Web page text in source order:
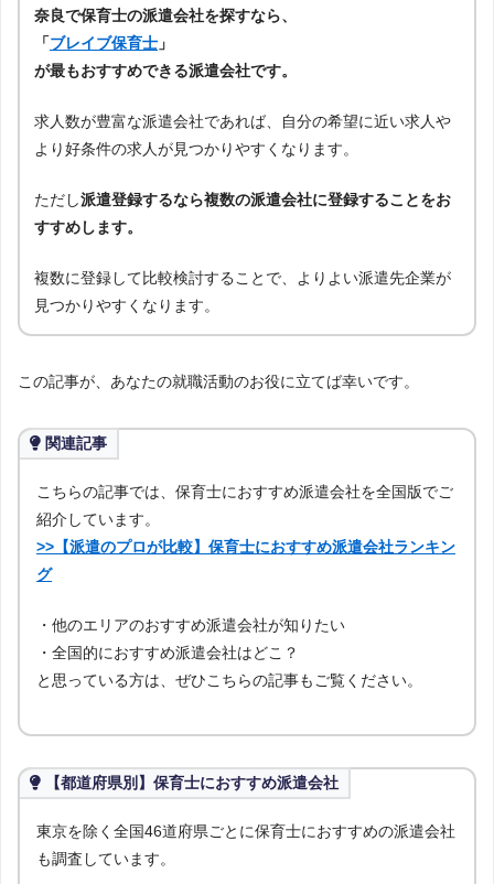
奈良で保育士の派遣会社を探すなら、
「ブレイブ保育士 」
が最もおすすめできる派遣会社です。
求人数が豊富な派遣会社であれば、自分の希望に近い求人や
より好条件の求人が見つかりやすくなります。
ただし派遣登録するなら複数の派遣会社に登録することをお
すすめします。
複数に登録して比較検討することで、よりよい派遣先企業が
見つかりやすくなります。
この記事が、あなたの就職活動のお役に立てば幸いです。
関連記事
こちらの記事では、保育士におすすめ派遣会社を全国版でご
紹介しています。
>>【派遣のプロが比較】保育士におすすめ派遣会社ランキン
グ
・他のエリアのおすすめ派遣会社が知りたい
・全国的におすすめ派遣会社はどこ？
と思っている方は、ぜひこちらの記事もご覧ください。
【都道府県別】保育士におすすめ派遣会社
東京を除く全国46道府県ごとに保育士におすすめの派遣会社
も調査しています。